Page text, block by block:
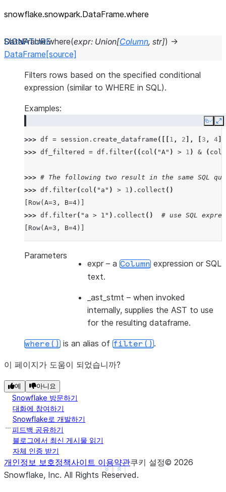
snowflake.snowpark.DataFrame.where
DataFrame.where(expr: Union[Column, str]) →
DataFrame [source]
Filters rows based on the specified conditional
expression (similar to WHERE in SQL).
Examples:
Copy
>>> df = session . create_dataframe ([[ 1 , 2 ], 3 , 4
>>> df_filtered = df . filter(( col ( "A" ) > 1 ) & ( col
>>> # The following two result in the same SQL
>>> df . filter( col ( "a" ) > 1 ) . collect ()
[Row(A=3, B=4)]
>>> df . filter( "a > 1" ) . collect ()
# use SQL
[Row(A=3, B=4)]
Show less
See more
Parameters
expr – a Column expression or SQL
text.
_ast_stmt – when invoked
internally, supplies the AST to use
for the resulting dataframe.
where() is an alias of filter().
이 페이지가 도움이 되었습니까?
예 아니요
Snowflake 방문하기
대화에 참여하기
Snowflake로 개발하기
피드백 공유하기
블로그에서 최신 게시물 읽기
자체 인증 받기
개인정보 보호정책사이트 이용약관쿠키 설정© 2026
Snowflake, Inc. All Rights Reserved.